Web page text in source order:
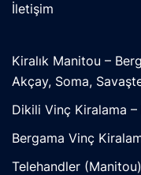
İletişim
Kiralık Manitou –
Akçay, Soma,
Dikili Vinç Kiralama
Bergama Vinç
Telehandler